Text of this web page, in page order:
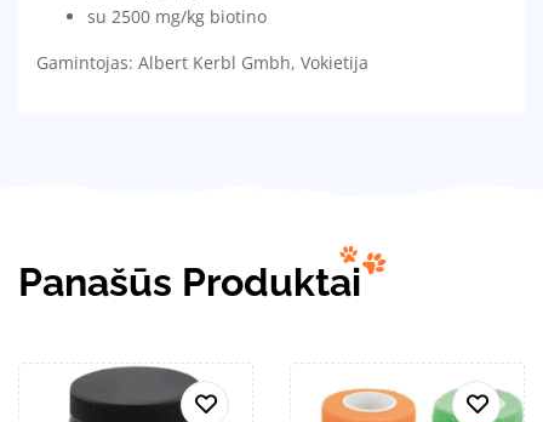
su 2500 mg/kg biotino
Gamintojas: Albert Kerbl Gmbh, Vokietija
Panašūs Produktai